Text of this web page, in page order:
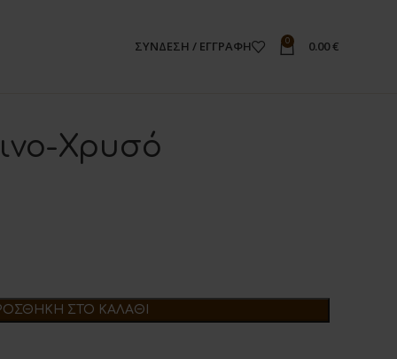
ΣΎΝΔΕΣΗ / ΕΓΓΡΑΦΉ 0 0.00€
Χρυσό
ΣΤΟ ΚΑΛΆΘΙ